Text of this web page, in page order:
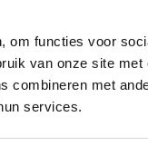
functies voor
van onze site
combineren met
services.